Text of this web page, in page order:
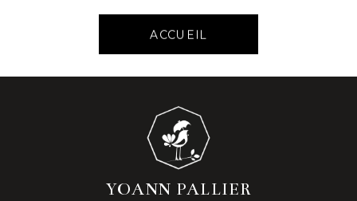
ACCUEIL
YOANN PALLIER